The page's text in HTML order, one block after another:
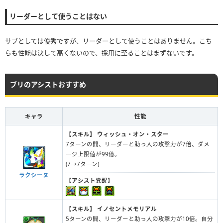
リーダーとして使うことはない
サブとしては優秀ですが、リーダーとして使うことはありません。こち
らも性能は決して高くないので、採用に至ることはまずないです。
ブリのアシストおすすめ
キャラ 性能
ラクシーヌ
【スキル】
ウィッシュ・オン・スター
7ターンの間、リーダーと助っ人の攻撃力が7倍、ダメ
ージ上限値が99億。
(7→7ターン)
【アシスト覚醒】
【スキル】
イノセントメモリアル
5ターンの間、リーダーと助っ人の攻撃力が10倍。自分